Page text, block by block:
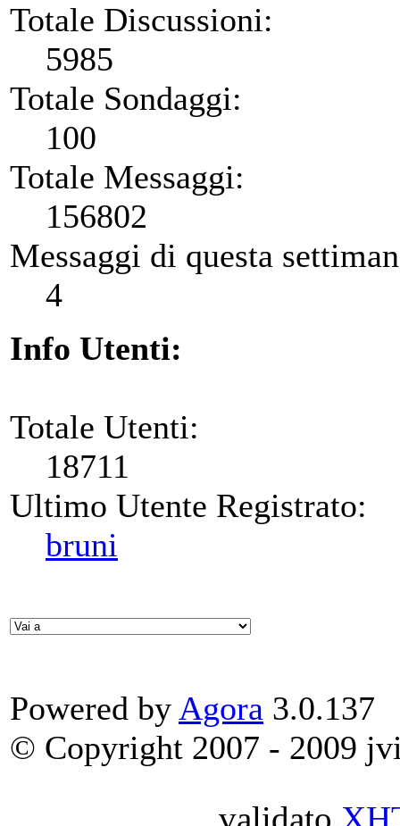
Totale Discussioni:
5985
Totale Sondaggi:
100
Totale Messaggi:
156802
Messaggi di questa
4
Info Utenti:
Totale Utenti:
18711
Ultimo Utente Registrato:
bruni
Powered by Agora 3.0.137
© Copyright 2007 - 2009
validato